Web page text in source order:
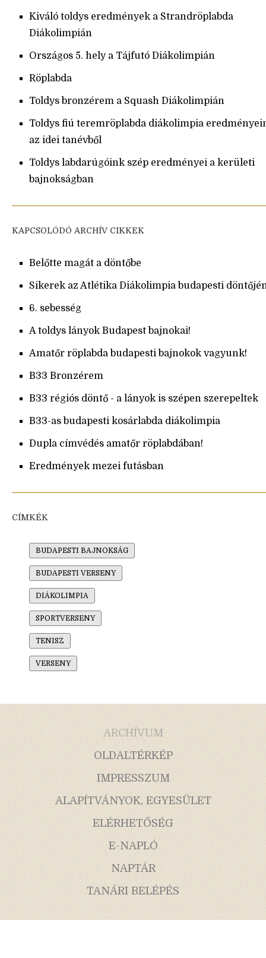
Kiváló toldys eredmények a Strandröplabda
Diákolimpián
Országos 5. hely a Tájfutó Diákolimpián
Röplabda
Toldys bronzérem a Squash Diákolimpián
Toldys fiú teremröplabda diákolimpia
az idei tanévből
Toldys labdarúgóink szép eredményei a kerületi
bajnokságban
KAPCSOLÓDÓ ARCHÍV CIKKEK
Belőtte magát a döntőbe
Sikerek az Atlétika Diákolimpia budapesti
6. sebesség
A toldys lányok Budapest bajnokai!
Amatőr röplabda budapesti bajnokok vagyunk!
B33 Bronzérem
B33 régiós döntő - a lányok is szépen szerepeltek
B33-as budapesti kosárlabda diákolimpia
Dupla címvédés amatőr röplabdában!
Eredmények mezei futásban
CÍMKÉK
BUDAPESTI BAJNOKSÁG
BUDAPESTI VERSENY
DIÁKOLIMPIA
SPORTVERSENY
TENISZ
VERSENY
ARCHÍVUM
OLDALTÉRKÉP
IMPRESSZUM
ALAPÍTVÁNYOK, EGYESÜLET
ELÉRHETŐSÉG
E-NAPLÓ
NAPTÁR
TANÁRI BELÉPÉS